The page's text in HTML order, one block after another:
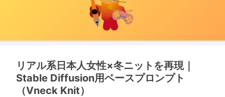
リアル系日本人女性×冬ニットを再現｜
Stable Diffusion用ベースプロンプト
（Vneck Knit）